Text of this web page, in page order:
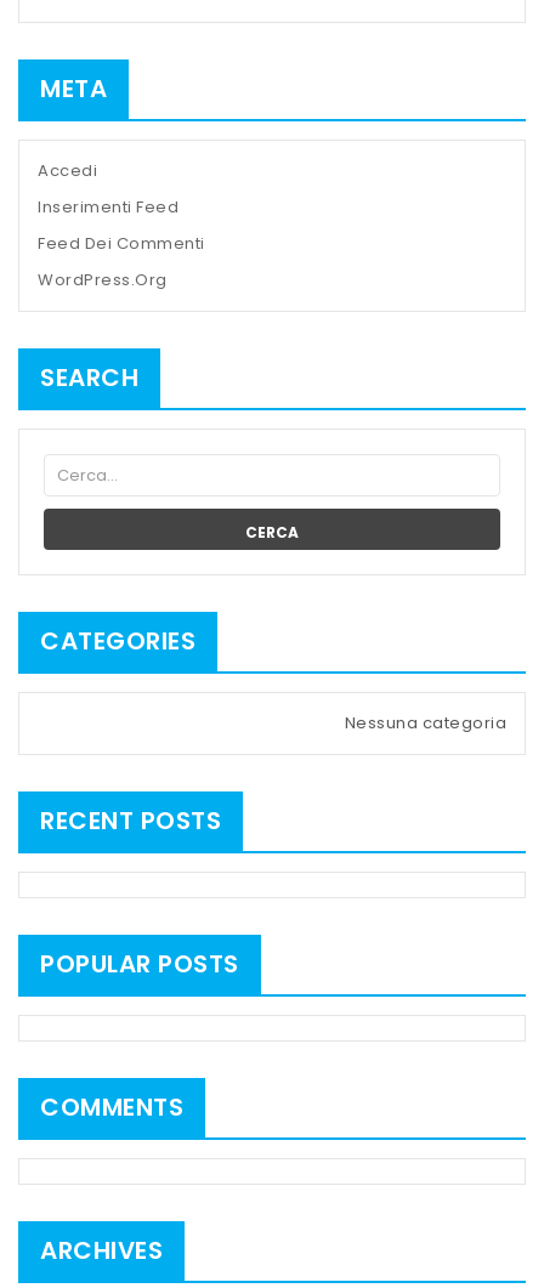
META
Accedi
Inserimenti Feed
Feed Dei Commenti
WordPress.org
SEARCH
CERCA
CATEGORIES
Nessuna categoria
RECENT POSTS
POPULAR POSTS
COMMENTS
ARCHIVES